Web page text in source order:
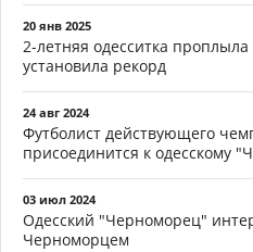
20 янв 2025
2-летняя одесситка
установила рекорд
24 авг 2024
Футболист действующего
присоединится к одесскому
03 июл 2024
Одесский "Черноморец"
Черноморцем